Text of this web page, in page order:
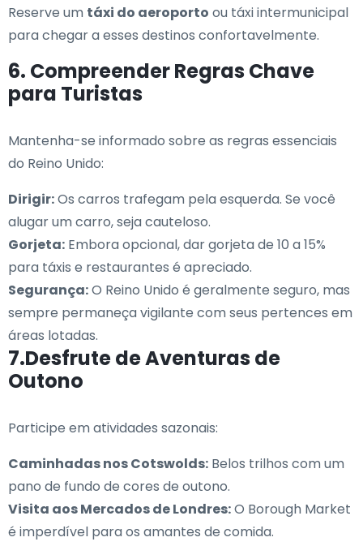
Reserve um táxi do aeroporto ou táxi intermunicipal
para chegar a esses destinos confortavelmente.
6. Compreender Regras Chave
para Turistas
Mantenha-se informado sobre as regras essenciais
do Reino Unido:
Dirigir:Os carros trafegam pela esquerda. Se você
alugar um carro, seja cauteloso.
Gorjeta: Embora opcional, dar gorjeta de 10 a 15%
para táxis e restaurantes é apreciado.
Segurança:O Reino Unido é geralmente seguro, mas
sempre permaneça vigilante com seus pertences em
áreas lotadas.
7.Desfrute de Aventuras de
Outono
Participe em atividades sazonais:
Caminhadas nos Cotswolds: Belos trilhos com um
pano de fundo de cores de outono.
Visita aos Mercados de Londres:O Borough Market
é imperdível para os amantes de comida.